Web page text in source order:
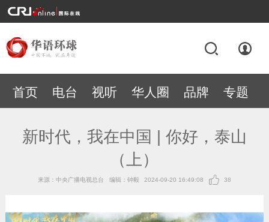
首页 电台 视听 华人圈 品牌 专题
新时代，我在中国 | 你好，泰山
（上）
来源：中央广播电视总台 编辑：钟毅 2024-09-20 16:49:08 38